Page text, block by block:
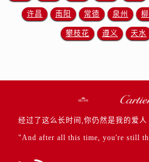
许昌 南阳 常德 泉州
攀枝花 遵义 天水
经过了这么长时间,你仍然是我的爱人
"And after all this time, you're still